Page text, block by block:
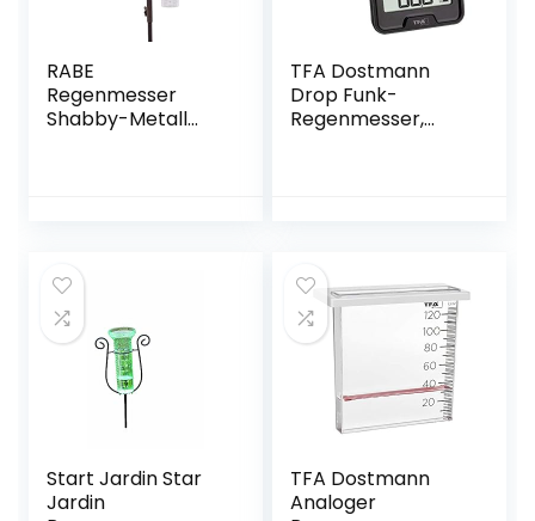
RABE
Regenmesser
Shabby-Metall
TFA Dostmann
Drop Funk-
Regenmesser,
Start Jardin Star
Jardin
TFA Dostmann
Analoger